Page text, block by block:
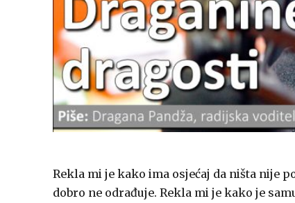
Rekla mi je kako ima osjećaj da ništa nije
dobro ne odrađuje. Rekla mi je kako je